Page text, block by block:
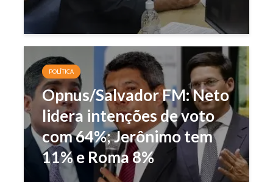
POLÍTICA
Opnus/Salvador FM: Neto
lidera intenções de voto
com 64%; Jerônimo tem
11% e Roma 8%